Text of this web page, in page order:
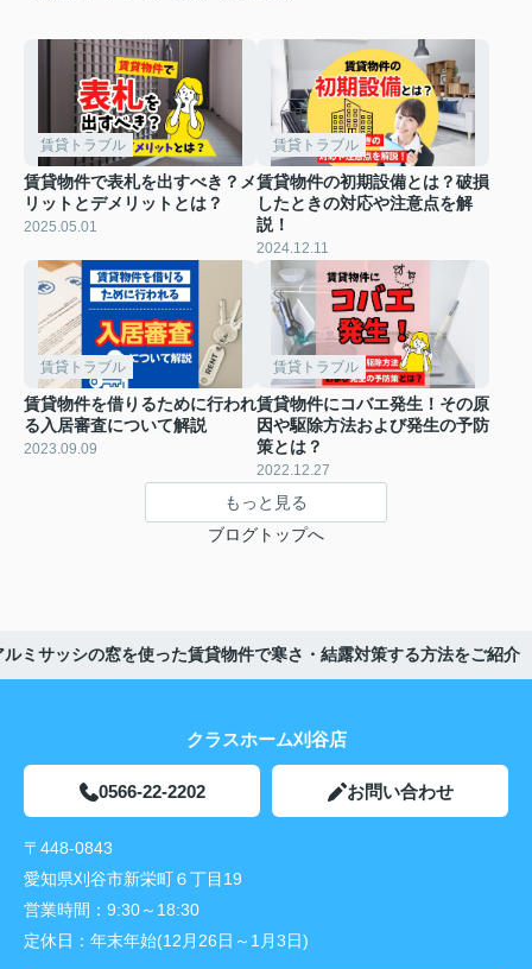
賃貸トラブル
賃貸物件で表札を出すべき？メ
リットとデメリットとは？
2025.05.01
賃貸トラブル
賃貸物件の初期設備とは？破損
したときの対応や注意点を解
説！
2024.12.11
賃貸トラブル
賃貸物件を借りるために行われ
る入居審査について解説
2023.09.09
賃貸トラブル
賃貸物件にコバエ発生！その原
因や駆除方法および発生の予防
策とは？
2022.12.27
もっと見る
ブログトップへ
ルミサッシの窓を使った賃貸物件で寒さ・結露対策する方法をご紹介
クラスホーム刈谷店
0566-22-2202 お問い合わせ
〒448-0843
愛知県刈谷市新栄町６丁目19
営業時間： 9:30～18:30
定休日： 年末年始(12月26日～1月3日)